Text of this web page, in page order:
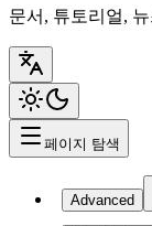
문서, 튜토리얼,
페이지 탐색
Advanced